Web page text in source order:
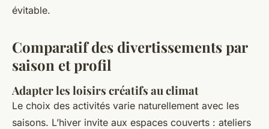
évitable.
Comparatif des divertissements par
saison et profil
Adapter les loisirs créatifs au climat
Le choix des activités varie naturellement avec les
saisons. L’hiver invite aux espaces couverts : ateliers